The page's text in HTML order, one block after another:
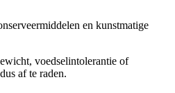
en kunstmatige
voedselintolerantie of
af te raden.